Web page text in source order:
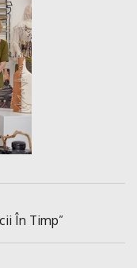
În Timp”